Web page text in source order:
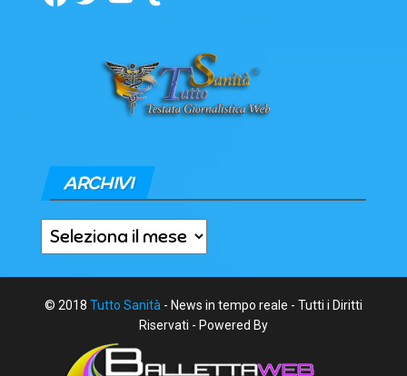
ARCHIVI
Archivi
© 2018 Tutto Sanità - News in tempo reale - Tutti i Diritti
Riservati - Powered By